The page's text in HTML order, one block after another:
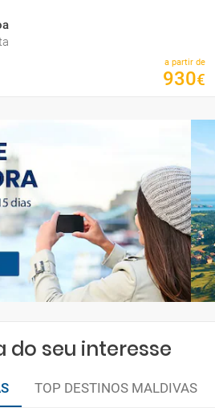
a partir de
930€
do seu interesse
TOP DESTINOS MALDIVAS